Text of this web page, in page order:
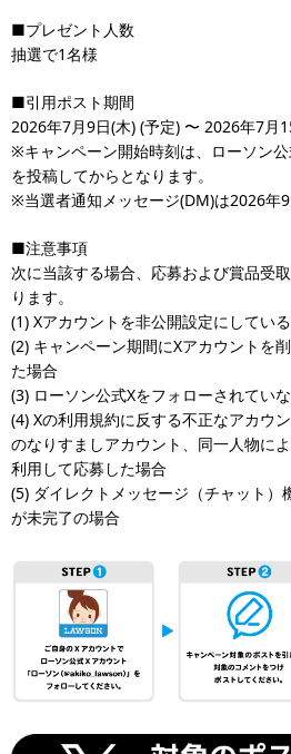
■プレゼント人数
抽選で1名様
■引用ポスト期間
2026年7月9日(木) (予定) 〜 2026年7月
※キャンペーン開始時刻は、ローソン
を投稿してからとなります。
※当選者通知メッセージ(DM)は2026年9
■注意事項
次に当該する場合、応募および賞品受
ります。
(1) Xアカウントを非公開設定にしてい
(2) キャンペーン期間にXアカウントを
た場合
(3) ローソン公式Xをフォローされてい
(4) Xの利用規約に反する不正なアカウ
のなりすましアカウント、同一人物に
利用して応募した場合
(5) ダイレクトメッセージ（チャット）
が未完了の場合